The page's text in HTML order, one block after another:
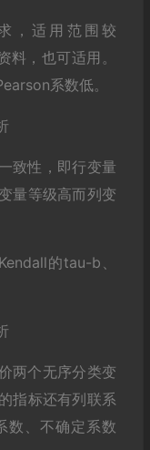
，适用范围较
料，也可适用。
系数低。
致性，即行变量
量等级高而列变
的tau-b、
两个无序分类变
指标还有列联系
数、不确定系数